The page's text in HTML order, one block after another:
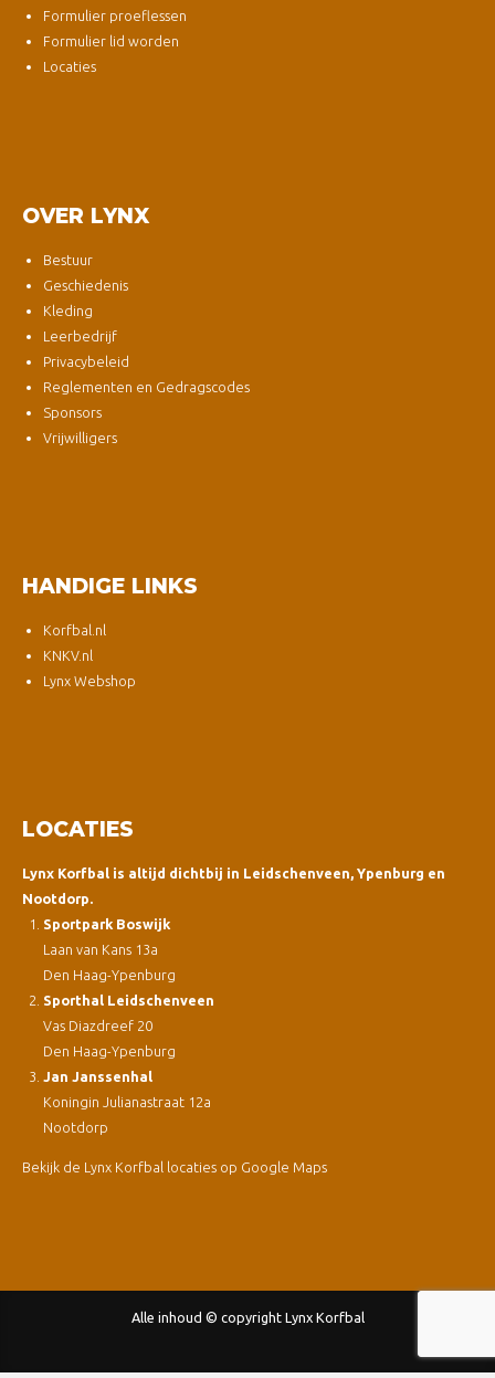
Formulier proeflessen
Formulier lid worden
Locaties
OVER LYNX
Bestuur
Geschiedenis
Kleding
Leerbedrijf
Privacybeleid
Reglementen en Gedragscodes
Sponsors
Vrijwilligers
HANDIGE LINKS
Korfbal.nl
KNKV.nl
Lynx Webshop
LOCATIES
Lynx Korfbal is altijd dichtbij in Leidschenveen, Ypenburg en
Nootdorp.
Sportpark Boswijk
Laan van Kans 13a
Den Haag-Ypenburg
Sporthal Leidschenveen
Vas Diazdreef 20
Den Haag-Ypenburg
Jan Janssenhal
Koningin Julianastraat 12a
Nootdorp
Bekijk de Lynx Korfbal locaties op Google Maps
Alle inhoud © copyright Lynx Korfbal